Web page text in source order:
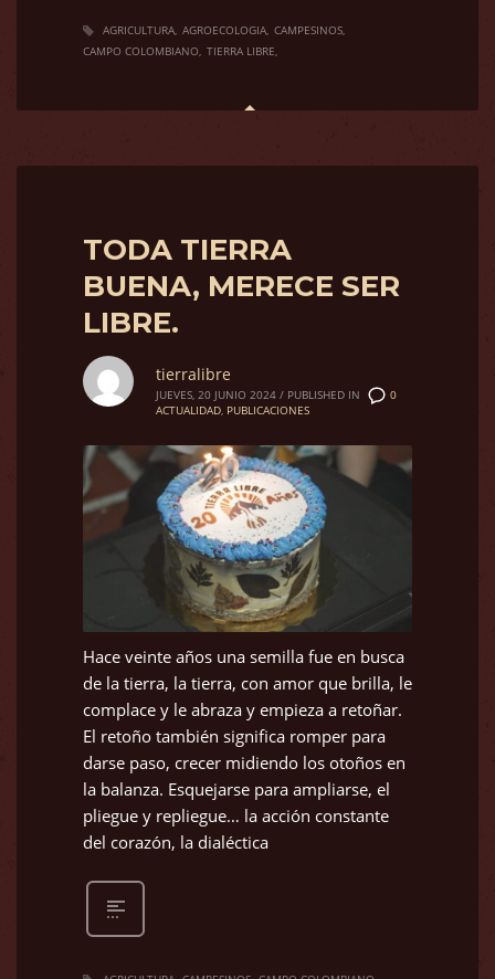
AGRICULTURA AGROECOLOGIA CAMPESINOS
CAMPO COLOMBIANO TIERRA LIBRE
TODA TIERRA
BUENA, MERECE SER
LIBRE.
0
tierralibre
JUEVES, 20 JUNIO 2024 / PUBLISHED IN
ACTUALIDAD, PUBLICACIONES
Hace veinte años una semilla fue en busca
de la tierra, la tierra, con amor que brilla, le
complace y le abraza y empieza a retoñar.
El retoño también significa romper para
darse paso, crecer midiendo los otoños en
la balanza. Esquejarse para ampliarse, el
pliegue y repliegue… la acción constante
del corazón, la dialéctica